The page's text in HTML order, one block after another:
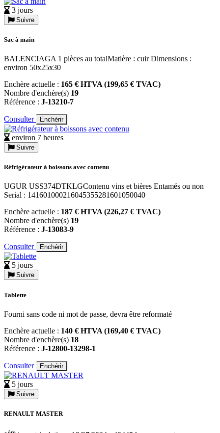
3 jours
Suivre
Sac à main
BALENCIAGA 1 pièces au totalMatière : cuir Dimensions :
environ 50x25x30
Enchère actuelle : 165 € HTVA (199,65 € TVAC)
Nombre d'enchère(s) 19
Référence : J-13210-7
Consulter Enchérir
environ 7 heures
Suivre
Réfrigérateur à boissons avec contenu
UGUR USS374DTKLGContenu vins et bières Entamés ou non
Serial : 141601000216045355281601050040
Enchère actuelle : 187 € HTVA (226,27 € TVAC)
Nombre d'enchère(s) 19
Référence : J-13083-9
Consulter Enchérir
5 jours
Suivre
Tablette
Fourni sans code ni mot de passe, devra être reformaté
Enchère actuelle : 140 € HTVA (169,40 € TVAC)
Nombre d'enchère(s) 18
Référence : J-12800-13298-1
Consulter Enchérir
5 jours
Suivre
RENAULT MASTER